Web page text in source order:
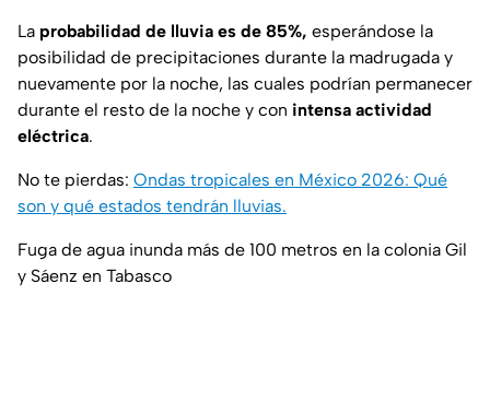
La probabilidad de lluvia es de 85%, esperándose la
posibilidad de precipitaciones durante la madrugada y
nuevamente por la noche, las cuales podrían permanecer
durante el resto de la noche y con intensa actividad
eléctrica.
No te pierdas: Ondas tropicales en México 2026: Qué
son y qué estados tendrán lluvias.
Fuga de agua inunda más de 100 metros en la colonia Gil
y Sáenz en Tabasco